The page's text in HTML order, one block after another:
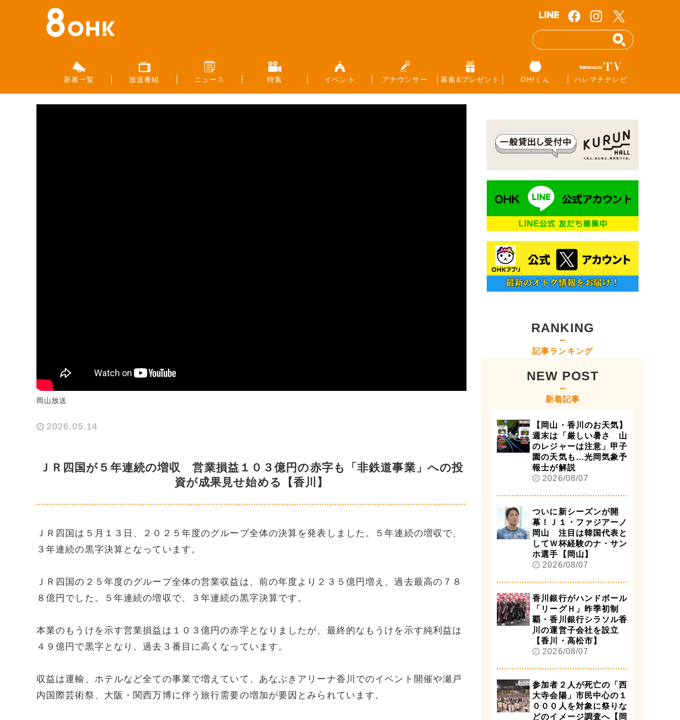
新着一覧 放送番組 ニュース 特集 イベント アナウンサー 募集&プレゼント OH!くん ハレマチテレビ
岡山放送
2026.05.14
ＪＲ四国が５年連続の増収 営業損益１０３億円の赤字も「非鉄道事業」への投
資が成果見せ始める【香川】
ＪＲ四国は５月１３日、２０２５年度のグループ全体の決算を発表しました。５年連続の増収で、
３年連続の黒字決算となっています。
ＪＲ四国の２５年度のグループ全体の営業収益は、前の年度より２３５億円増え、過去最高の７８
８億円でした。５年連続の増収で、３年連続の黒字決算です。
本業のもうけを示す営業損益は１０３億円の赤字となりましたが、最終的なもうけを示す純利益は
４９億円で黒字となり、過去３番目に高くなっています。
収益は運輸、ホテルなど全ての事業で増えていて、あなぶきアリーナ香川でのイベント開催や瀬戸
内国際芸術祭、大阪・関西万博に伴う旅行需要の増加が要因とみられています。
RANKING
記事ランキング
NEW POST
新着記事
【岡山・香川のお天気】
週末は「厳しい暑さ 山
のレジャーは注意」甲子
園の天気も…光岡気象予
報士が解説
2026/08/07
ついに新シーズンが開
幕！Ｊ１・ファジアーノ
岡山 注目は韓国代表と
してＷ杯経験のナ・サン
ホ選手【岡山】
2026/08/07
香川銀行がハンドボール
「リーグＨ」昨季初制
覇・香川銀行シラソル香
川の運営子会社を設立
【香川・高松市】
2026/08/07
参加者２人が死亡の「西
大寺会陽」市民中心の１
０００人を対象に祭りな
どのイメージ調査へ【岡